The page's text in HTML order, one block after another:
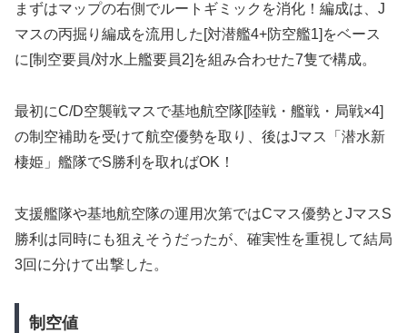
まずはマップの右側でルートギミックを消化！編成は、J
マスの丙掘り編成を流用した[対潜艦4+防空艦1]をベース
に[制空要員/対水上艦要員2]を組み合わせた7隻で構成。
最初にC/D空襲戦マスで基地航空隊[陸戦・艦戦・局戦×4]
の制空補助を受けて航空優勢を取り、後はJマス「潜水新
棲姫」艦隊でS勝利を取ればOK！
支援艦隊や基地航空隊の運用次第ではCマス優勢とJマスS
勝利は同時にも狙えそうだったが、確実性を重視して結局
3回に分けて出撃した。
制空値